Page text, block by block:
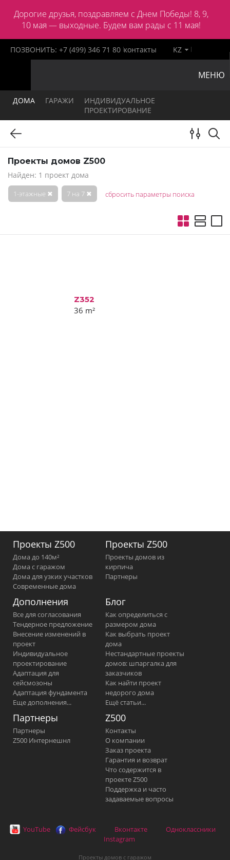
Дорогие друзья, поздравляем с Днем Победы! 8, 9,
10 мая — выходные. Будем вам рады с 11 мая!
ПОЗВОНИТЬ: +7 (499) 346 71 80 контакты KZ
МЕНЮ
ДОМА ГАРАЖИ
ИНДИВИДУАЛЬНОЕ
ПРОЕКТИРОВАНИЕ
Проекты домов Z500
Найден: 1 проект дома
1-этажные ✖ 7 на 7 ✖ сбросить параметры поиска
Z352
36 m²
Проекты Z500
Дома до 140м²
Дома с гаражом
Дома для узких участков
Современные дома
Проекты Z500
Проекты домов из
кирпича
Партнеры
Дополнения
Все для согласования
Тендерное предложение
Внесение изменений в
проект
Индивидуальное
проектирование
Адаптация для
сейсмозоны
Адаптация фундамента
Еще дополнения...
Блог
Как определиться с
размером дома
Как выбрать проект
дома
Нестандартные проекты
домов: шпаргалка для
заказчиков
Как найти проект
недорого дома
Ещё статьи...
Партнеры
Партнеры
Z500 Интернешнл
Z500
Контакты
О компании
Заказ проекта
Гарантия и возврат
Что содержится в
проекте Z500
Поддержка и часто
задаваемые вопросы
YouTube Фейсбук Вконтакте
Одноклассники
Instagram
Проекты домов с гаражом